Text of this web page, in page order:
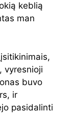
keblią
man
vyresnioji
buvo
ir
pasidalinti